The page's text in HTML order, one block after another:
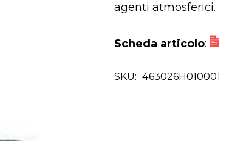
agenti atmosferici.
Scheda articolo:
SKU: 463026H010001